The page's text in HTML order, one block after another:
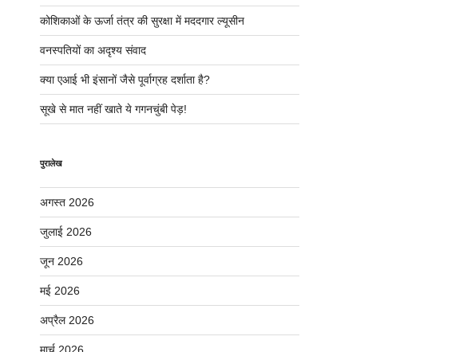
कोशिकाओं के ऊर्जा तंत्र की सुरक्षा में मददगार ल्यूसीन
वनस्पतियों का अदृश्य संवाद
क्या एआई भी इंसानों जैसे पूर्वाग्रह दर्शाता है?
सूखे से मात नहीं खाते ये गगनचुंबी पेड़!
पुरालेख
अगस्त 2026
जुलाई 2026
जून 2026
मई 2026
अप्रैल 2026